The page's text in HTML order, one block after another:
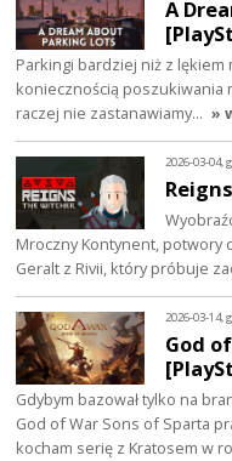
A
Parkingi bardziej niż z
koniecznością poszukiwania
raczej nie zastanawiamy… »
2026-03-04,
Mroczny Kontynent, potwory
Geralt z Rivii, który próbuje
2026-03-14,
God
Gdybym bazował tylko na
God of War Sons of Sparta
kocham serię z Kratosem w